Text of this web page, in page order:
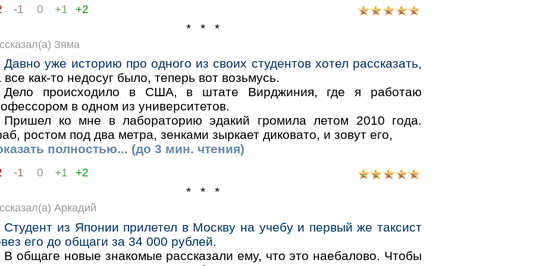
-1 0 +1 +2
* * *
Зяма
Давно уже историю про одного из своих студентов хотел рассказать,
все как-то недосуг было, теперь вот возьмусь.
Дело происходило в США, в штате Вирджиния, где я работаю
в одном из университетов.
Пришел ко мне в лабораторию эдакий громила летом 2010 года.
ростом под два метра, зенками зыркает диковато, и зовут его,
полностью... (до 3 мин. чтения)
-1 0 +1 +2
* * *
Аркадий
Студент из Японии прилетел в Москву на учебу и первый же таксист
его до общаги за 34 000 рублей.
В общаге новые знакомые рассказали ему, что это наебалово. Чтобы